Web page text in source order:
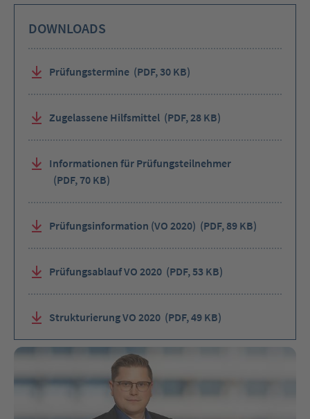
Tabtaste
Fortfahren
oder
navigieren
andernfalls
einfach
weiter
Pfeiltasten.
DOWNLOADS
Prüfungstermine (PDF, 30 KB)
Zugelassene Hilfsmittel (PDF, 28 KB)
Informationen für Prüfungsteilnehmer
(PDF, 70 KB)
Prüfungsinformation (VO 2020) (PDF, 89 KB)
Prüfungsablauf VO 2020 (PDF, 53 KB)
Strukturierung VO 2020 (PDF, 49 KB)